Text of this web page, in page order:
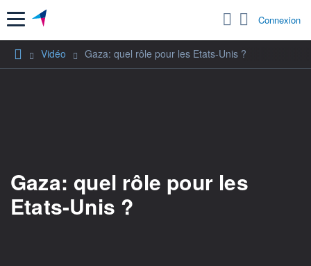
Menu Connexion
Vidéo Gaza: quel rôle pour les Etats-Unis ?
Gaza: quel rôle pour les
Etats-Unis ?